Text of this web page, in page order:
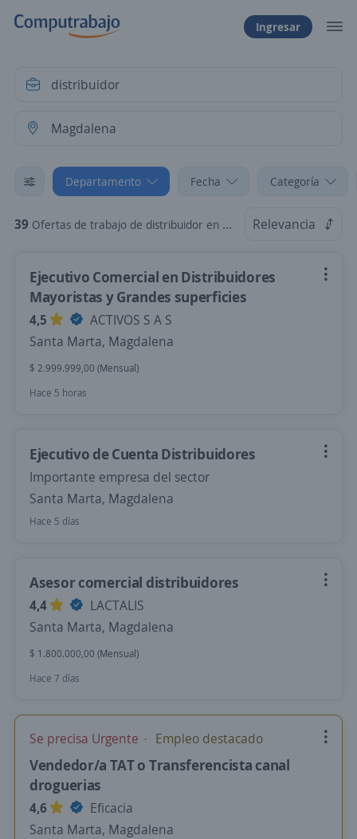
Ingresar
Departamento Fecha Categoría
39 Ofertas de trabajo de distribuidor en Magdalena Relevancia
Ejecutivo Comercial en Distribuidores
Mayoristas y Grandes superficies
4,5
ACTIVOS S A S
Santa Marta, Magdalena
$ 2.999.999,00 (Mensual)
Hace 5 horas
Ejecutivo de Cuenta Distribuidores
Importante empresa del sector
Santa Marta, Magdalena
Hace 5 días
Asesor comercial distribuidores
4,4
LACTALIS
Santa Marta, Magdalena
$ 1.800.000,00 (Mensual)
Hace 7 días
Se precisa Urgente Empleo destacado
Vendedor/a TAT o Transferencista canal
droguerias
4,6
Eficacia
Santa Marta, Magdalena